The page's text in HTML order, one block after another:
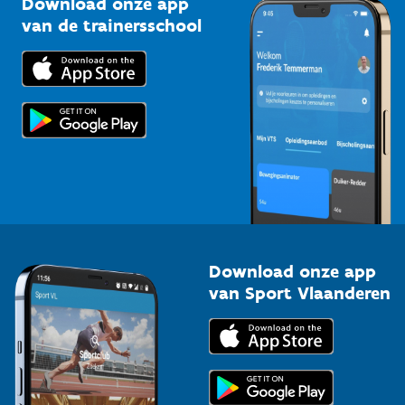
Bedrijven
Trainers en begeleiders
Topsporters
Downloads
Voor de pers
van de trainersschool
Download onze app
van Sport Vlaanderen